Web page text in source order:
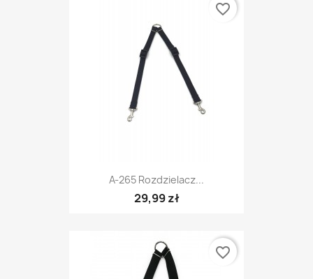
A-265 Rozdzielacz...
29,99 zł
favorite_border
favorite_border